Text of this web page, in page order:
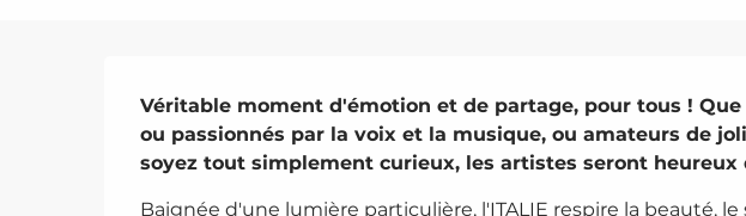
Description
Véritable moment d'émotion et de partage, pour tous ! Que
ou passionnés par la voix et la musique, ou amateurs de
soyez tout simplement curieux, les artistes seront heureux
Baignée d'une lumière particulière, l'ITALIE respire la beauté,